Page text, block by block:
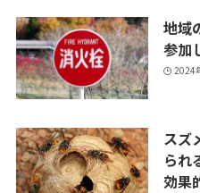
地域
参加
2024
スズ
られ
効果